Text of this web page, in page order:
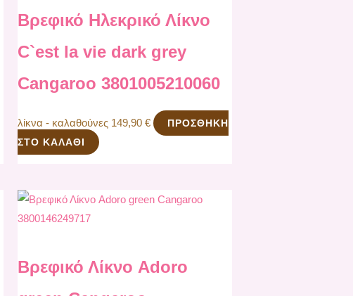
Βρεφικό Ηλεκρικό Λίκνο
C`est la vie dark grey
Cangaroo 3801005210060
λίκνα - καλαθούνες 149,90 €
ΠΡΟΣΘΉΚΗ
ΣΤΟ ΚΑΛΆΘΙ
Βρεφικό Λίκνο Adoro